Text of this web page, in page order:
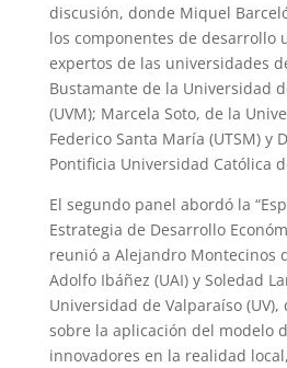
discusión, donde Miquel
los componentes de desarrollo
expertos de las universidades
Bustamante de la Universidad
(UVM); Marcela Soto, de la
Federico Santa María (UTSM) y
Pontificia Universidad Católica
El segundo panel abordó la
Estrategia de Desarrollo
reunió a Alejandro Montecinos
Adolfo Ibáñez (UAI) y Soledad
Universidad de Valparaíso
sobre la aplicación del modelo
innovadores en la realidad